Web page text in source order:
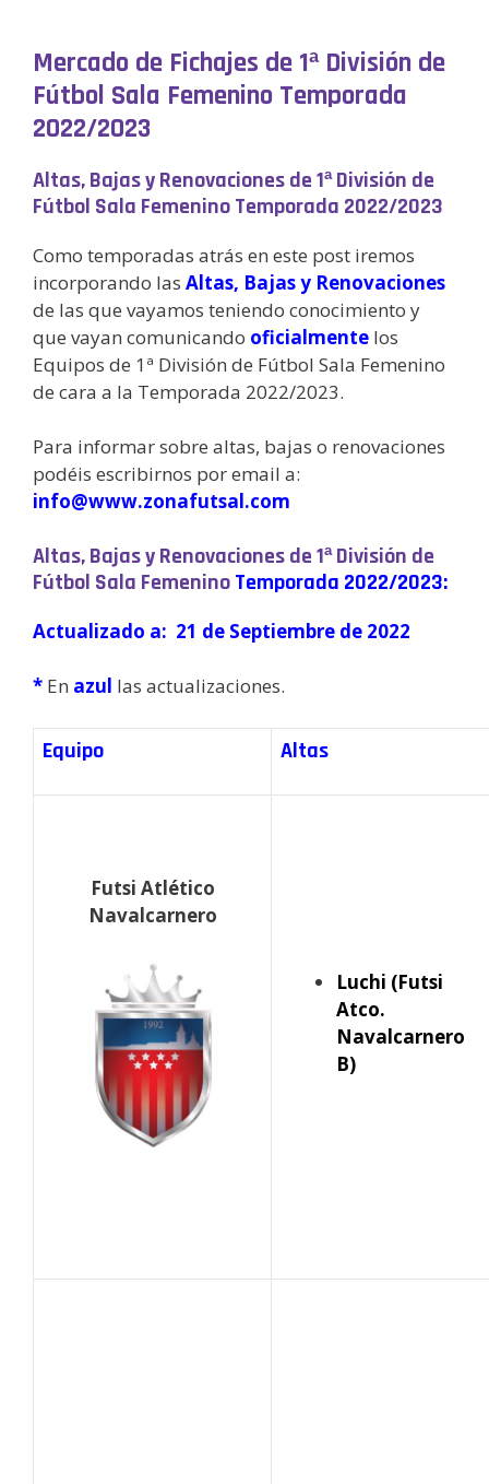
Mercado de Fichajes de 1ª División de
Fútbol Sala Femenino Temporada
2022/2023
Altas, Bajas y Renovaciones de 1ª División de
Fútbol Sala Femenino Temporada 2022/2023
Como temporadas atrás en este post iremos
incorporando las Altas, Bajas y Renovaciones
de las que vayamos teniendo conocimiento y
que vayan comunicando oficialmente los
Equipos de 1ª División de Fútbol Sala Femenino
de cara a la Temporada 2022/2023.
Para informar sobre altas, bajas o renovaciones
podéis escribirnos por email a:
info@www.zonafutsal.com
Altas, Bajas y Renovaciones de 1ª División de
Fútbol Sala FemeninoTemporada 2022/2023:
Actualizado a: 21 de Septiembre de 2022
* En azul las actualizaciones.
Equipo Altas
Futsi Atlético
Navalcarnero
Luchi (Futsi
Atco.
Navalcarnero
B)